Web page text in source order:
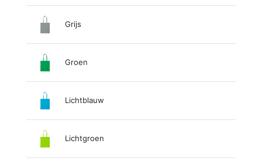
Grijs
Groen
Lichtblauw
Lichtgroen